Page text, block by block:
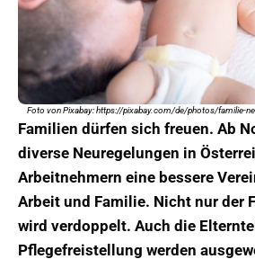
Foto von Pixabay: https://pixabay.com/de/photos/familie-
Familien dürfen sich freuen. Ab
diverse Neuregelungen in
Arbeitnehmern eine bessere
Arbeit und Familie. Nicht nur der
wird verdoppelt. Auch die
Pflegefreistellung werden